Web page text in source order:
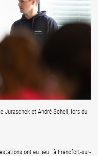
Juraschek et André Schell, lors du
ont eu lieu : à Francfort-sur-